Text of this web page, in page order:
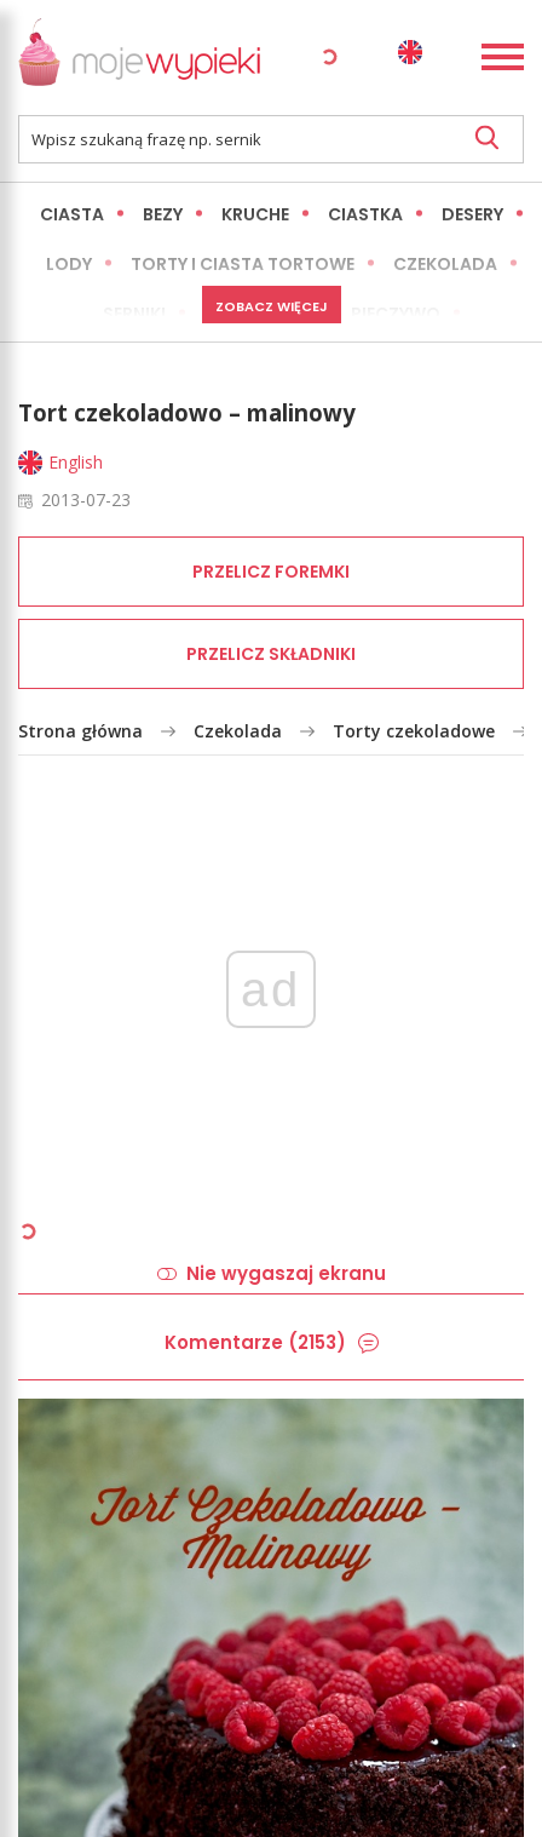
CIASTA BEZY KRUCHE CIASTKA DESERY
LODY TORTY I CIASTA TORTOWE CZEKOLADA
MINI WYPIEKI
LŻEJSZE / ZDROWSZE
ZOBACZ WIĘCEJ
Tort czekoladowo – malinowy
English
2013-07-23
PRZELICZ FOREMKI
PRZELICZ SKŁADNIKI
Strona główna Czekolada Torty czekoladowe
ad
Nie wygaszaj ekranu
Komentarze (2153)